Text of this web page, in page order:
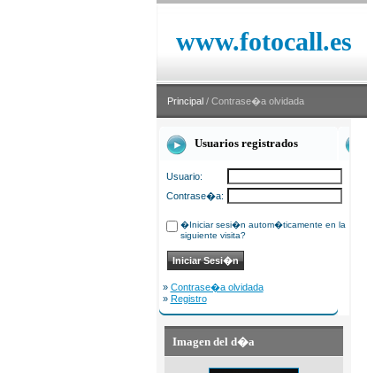
www.fotocall.es
Principal / Contrase�a olvidada
Usuarios registrados
Usuario:
Contrase�a:
�Iniciar sesi�n autom�ticamente en la
siguiente visita?
» Contrase�a olvidada
» Registro
Imagen del d�a